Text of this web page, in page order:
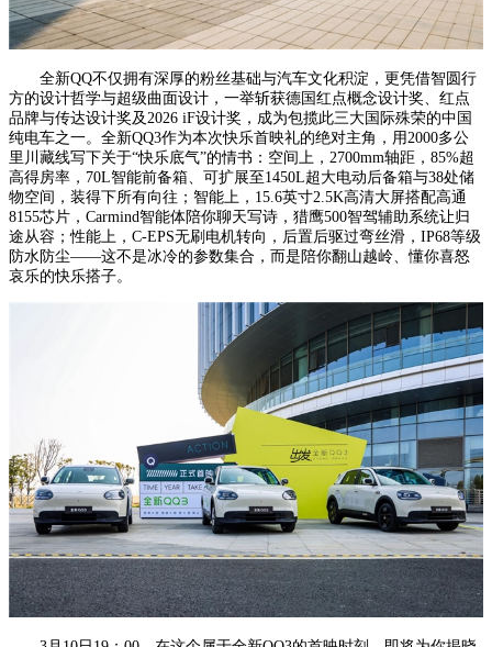
全新QQ不仅拥有深厚的粉丝基础与汽车文化积淀，更凭借智圆行
方的设计哲学与超级曲面设计，一举斩获德国红点概念设计奖、红点
品牌与传达设计奖及2026 iF设计奖，成为包揽此三大国际殊荣的中国
纯电车之一。全新QQ3作为本次快乐首映礼的绝对主角，用2000多公
里川藏线写下关于“快乐底气”的情书：空间上，2700mm轴距，85%超
高得房率，70L智能前备箱、可扩展至1450L超大电动后备箱与38处储
物空间，装得下所有向往；智能上，15.6英寸2.5K高清大屏搭配高通
8155芯片，Carmind智能体陪你聊天写诗，猎鹰500智驾辅助系统让归
途从容；性能上，C-EPS无刷电机转向，后置后驱过弯丝滑，IP68等级
防水防尘——这不是冰冷的参数集合，而是陪你翻山越岭、懂你喜怒
哀乐的快乐搭子。